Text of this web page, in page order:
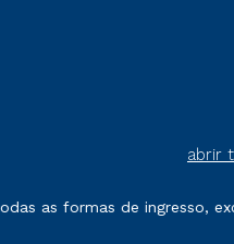
abrir
formas de ingresso,